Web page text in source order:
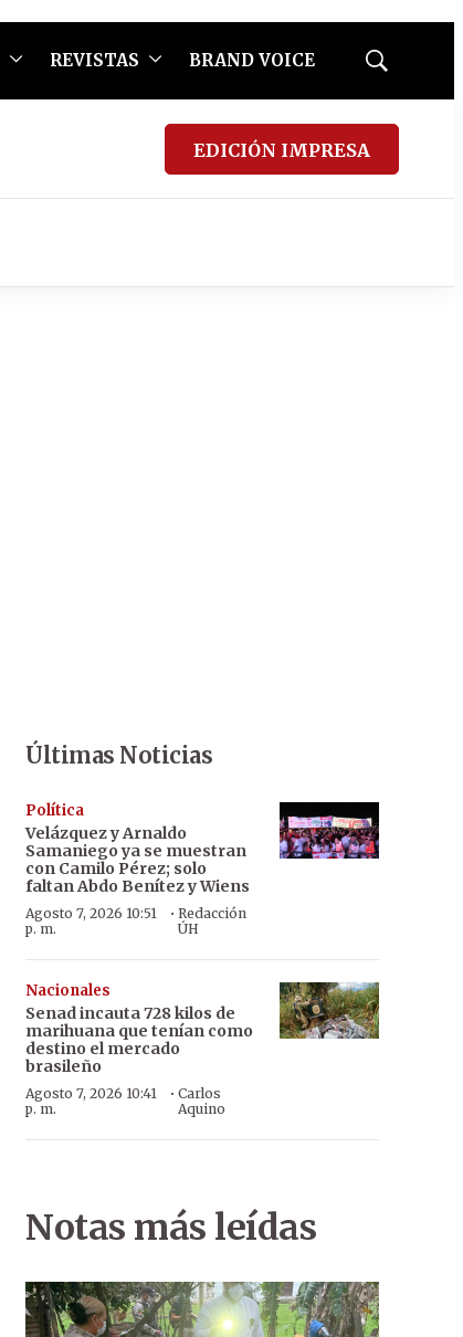
REVISTAS BRAND VOICE
Mostrar
EDICIÓN IMPRESA
Últimas Noticias
Política
Velázquez y Arnaldo
Samaniego ya se muestran
con Camilo Pérez; solo
faltan Abdo Benítez y Wiens
Agosto 7, 2026 10:51
p. m.
·Redacción
ÚH
Nacionales
Senad incauta 728 kilos de
marihuana que tenían como
destino el mercado
brasileño
Agosto 7, 2026 10:41
p. m.
· Carlos
Aquino
Notas más leídas